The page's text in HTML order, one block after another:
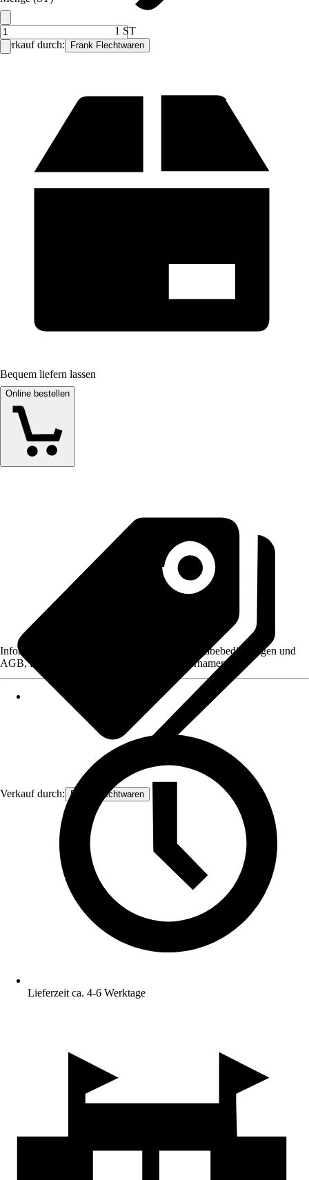
Verkauf durch: Frank Flechtwaren
1 ST
Bequem liefern lassen
Online bestellen
Verkauf durch: Frank Flechtwaren
Informationen des Verkäufers, wie z. B. Rückgabebedingungen und
AGB, finden Sie bei Klick auf den Verkäufernamen.
Lieferzeit ca. 4-6 Werktage